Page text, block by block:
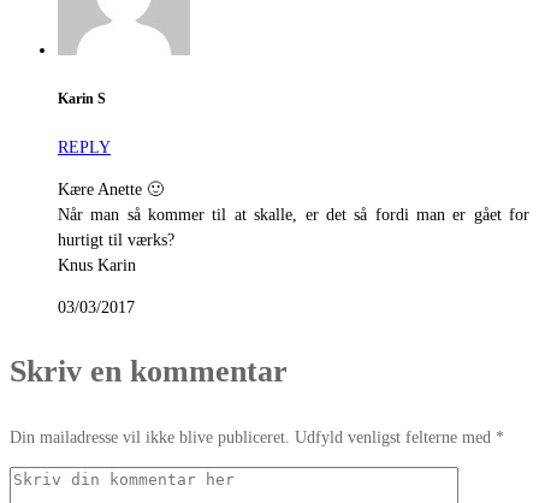
Karin S
REPLY
Kære Anette 🙂
Når man så kommer til at skalle, er det så fordi man er gået for
hurtigt til værks?
Knus Karin
03/03/2017
Skriv en kommentar
Din mailadresse vil ikke blive publiceret. Udfyld venligst felterne med *